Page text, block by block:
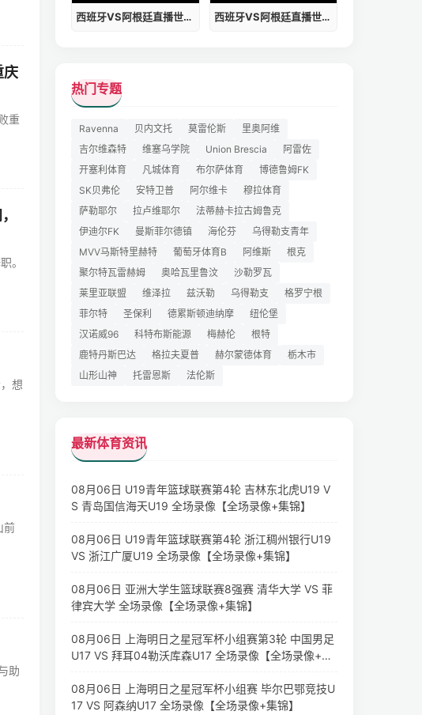
庆
重
。
想
前
助
西班牙VS阿根廷直播世界杯主题曲谱 西班牙VS阿根廷直播世界杯主题曲简谱
热门专题
Ravenna 贝内文托 莫雷伦斯
里奥阿维
吉尔维森特
维塞乌学院 Union Brescia
阿雷佐
开塞利体育
凡城体育 布尔萨体育
博德鲁姆FK
SK贝弗伦
安特卫普 阿尔维卡
穆拉体育
萨勒耶尔
拉卢维耶尔
法蒂赫卡拉古姆鲁克
伊迪尔FK
曼斯菲尔德镇 海伦芬
乌得勒支青年
MVV马斯特里赫特
葡萄牙体育B 阿维斯
根克
聚尔特瓦雷赫姆
奥哈瓦里鲁汶
沙勒罗瓦
莱里亚联盟
维泽拉 兹沃勒 乌得勒支
格罗宁根
菲尔特
圣保利 德累斯顿迪纳摩
纽伦堡
汉诺威96
科特布斯能源 梅赫伦
根特
鹿特丹斯巴达
格拉夫夏普 赫尔蒙德体育
栃木市
山形山神
托雷恩斯 法伦斯
最新体育资讯
08月06日 U19青年篮球联赛第4轮 吉林东北虎U19 V
S 青岛国信海天U19 全场录像【全场录像+集锦】
08月06日 U19青年篮球联赛第4轮 浙江稠州银行U19
VS 浙江广厦U19 全场录像【全场录像+集锦】
08月06日 亚洲大学生篮球联赛8强赛 清华大学 VS 菲
律宾大学 全场录像【全场录像+集锦】
08月06日 上海明日之星冠军杯小组赛第3轮 中国男足
U17 VS 拜耳04勒沃库森U17 全场录像【全场录像+集
08月06日 上海明日之星冠军杯小组赛 毕尔巴鄂竞技U
17 VS 阿森纳U17 全场录像【全场录像+集锦】